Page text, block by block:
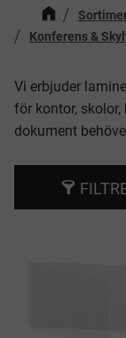
Konferens &
Vi erbjuder
för kontor,
dokument